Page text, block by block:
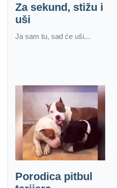
Za sekund, stižu i
uši
Ja sam tu, sad će uši...
Porodica pitbul